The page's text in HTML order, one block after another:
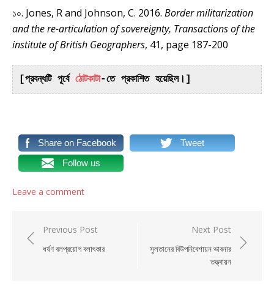
১০. Jones, R and Johnson, C. 2016. Border militarization
and the re-articulation of sovereignty, Transactions of the
institute of British Geographers, 41, page 187-200
[প্রবন্ধটি পূর্বে ঠোটকাটা-তে প্রকাশিত হয়েছিল।]
Share on Facebook
Tweet
Follow us
Leave a comment
Post navigation
Previous Post
ধর্ষণ বলপ্রয়োগ বলাৎকার
Next Post
সুলতানের বিউপনিবেশায়ন ভাবনার
তত্ত্বায়ন